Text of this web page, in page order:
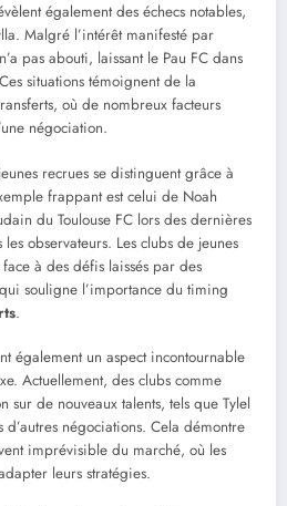
également des échecs notables,
Malgré l’intérêt manifesté par
pas abouti, laissant le Pau FC dans
situations témoignent de la
où de nombreux facteurs
négociation.
recrues se distinguent grâce à
frappant est celui de Noah
du Toulouse FC lors des dernières
observateurs. Les clubs de jeunes
à des défis laissés par des
souligne l’importance du timing
.
également un aspect incontournable
Actuellement, des clubs comme
sur de nouveaux talents, tels que Tylel
d’autres négociations. Cela démontre
imprévisible du marché, où les
leurs stratégies.